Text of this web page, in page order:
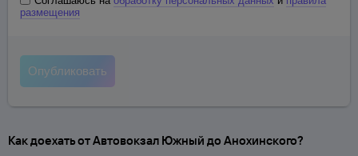
размещения
Как доехать от Автовокзал Южный до Анохинского?